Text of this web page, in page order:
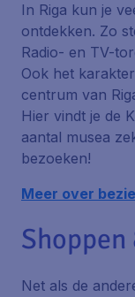
In Riga kun je
ontdekken. Zo
Radio- en TV-
Ook het
centrum van
Hier vindt je de
aantal musea
bezoeken!
Meer over
Net als de